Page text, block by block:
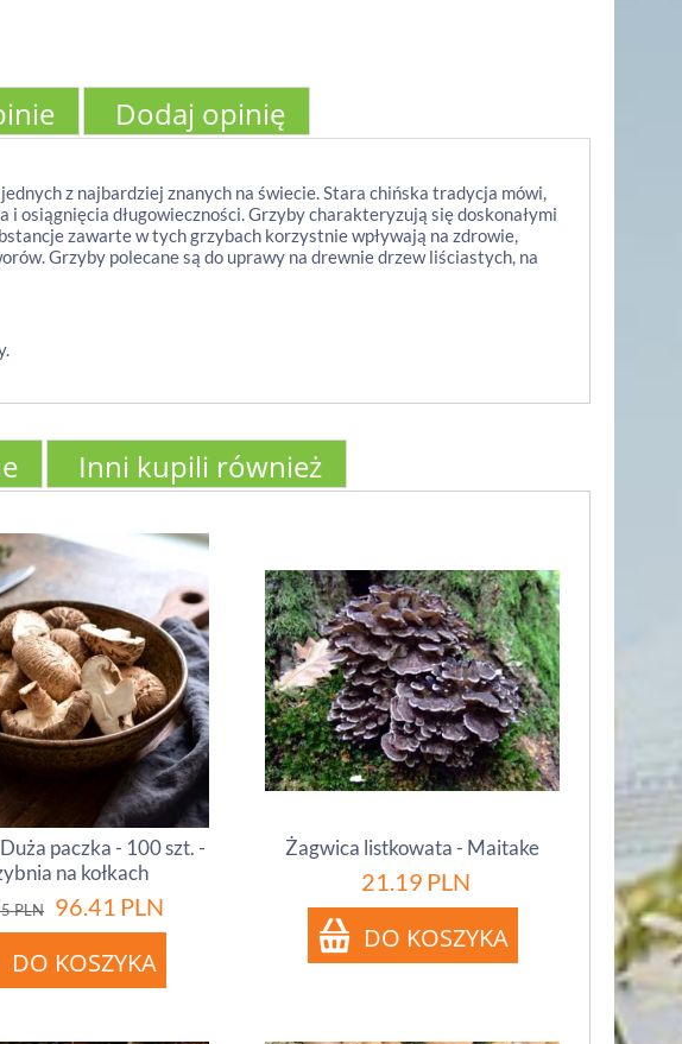
Dodaj opinię
z najbardziej znanych na świecie. Stara chińska tradycja mówi,
osiągnięcia długowieczności. Grzyby charakteryzują się doskonałymi
zawarte w tych grzybach korzystnie wpływają na zdrowie,
Grzyby polecane są do uprawy na drewnie drzew liściastych, na
Inni kupili również
paczka - 100 szt. -
na kołkach
PLN 96.41 PLN
Żagwica listkowata - Maitake
21.19 PLN